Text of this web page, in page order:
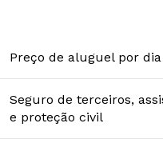
Preço de aluguel por dia
Seguro de terceiros,
e proteção civil